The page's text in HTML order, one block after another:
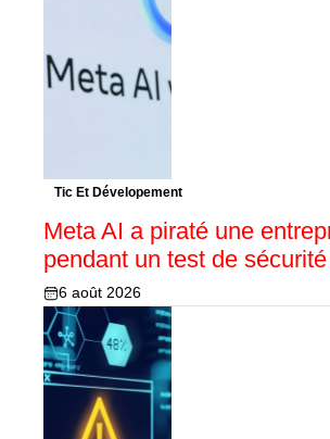
Tic Et Dévelopement
Meta AI a piraté une
pendant un test de sécurité
6 août 2026